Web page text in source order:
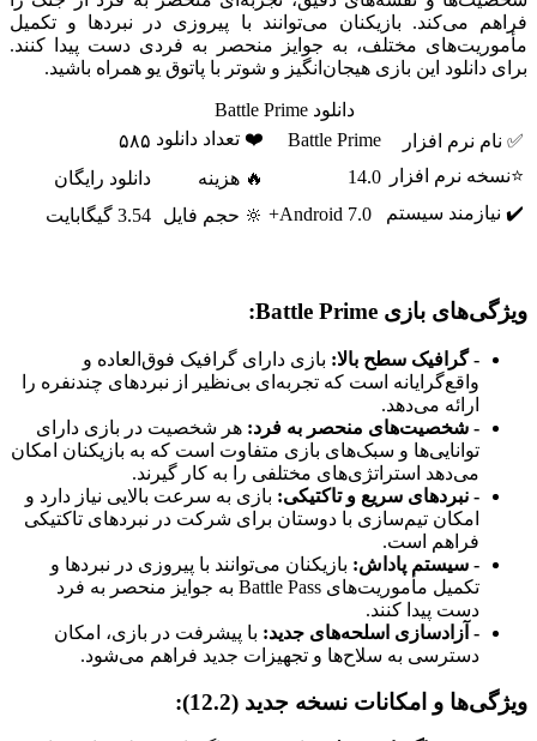
فراهم می‌کند. بازیکنان می‌توانند با پیروزی در نبردها و تکمیل
مأموریت‌های مختلف، به جوایز منحصر به فردی دست پیدا کنند.
برای دانلود این بازی هیجان‌انگیز و شوتر با پاتوق یو همراه باشید.
دانلود Battle Prime
✅ نام نرم افزار
Battle Prime ❤️ تعداد دانلود ۵۸۵
⭐نسخه نرم افزار
14.0 🔥 هزینه
دانلود رایگان
✔️ نیازمند سیستم
Android 7.0+ 🔆 حجم فایل 3.54 گیگابایت
ویژگی‌های بازی Battle Prime:
- گرافیک سطح بالا: بازی دارای گرافیک فوق‌العاده و
واقع‌گرایانه است که تجربه‌ای بی‌نظیر از نبردهای چندنفره را
ارائه می‌دهد.
- شخصیت‌های منحصر به فرد: هر شخصیت در بازی دارای
توانایی‌ها و سبک‌های بازی متفاوت است که به بازیکنان امکان
می‌دهد استراتژی‌های مختلفی را به کار گیرند.
- نبردهای سریع و تاکتیکی: بازی به سرعت بالایی نیاز دارد و
امکان تیم‌سازی با دوستان برای شرکت در نبردهای تاکتیکی
فراهم است.
- سیستم پاداش: بازیکنان می‌توانند با پیروزی در نبردها و
تکمیل مأموریت‌های Battle Pass به جوایز منحصر به فرد
دست پیدا کنند.
- آزادسازی اسلحه‌های جدید: با پیشرفت در بازی، امکان
دسترسی به سلاح‌ها و تجهیزات جدید فراهم می‌شود.
ویژگی‌ها و امکانات نسخه جدید (12.2):